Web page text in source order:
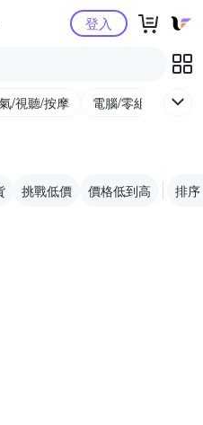
Yahoo購物中心登入
/視聽/按摩 電腦/零組件/週邊/
挑戰低價 價格低到高 排序